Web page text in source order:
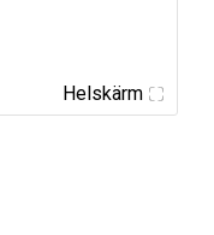
Helskärm